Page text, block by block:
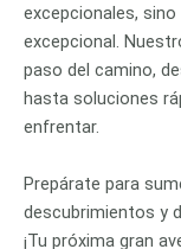
excepcionales,
excepcional.
paso del camino,
hasta soluciones
enfrentar.
Prepárate para
descubrimientos y
¡Tu próxima gran